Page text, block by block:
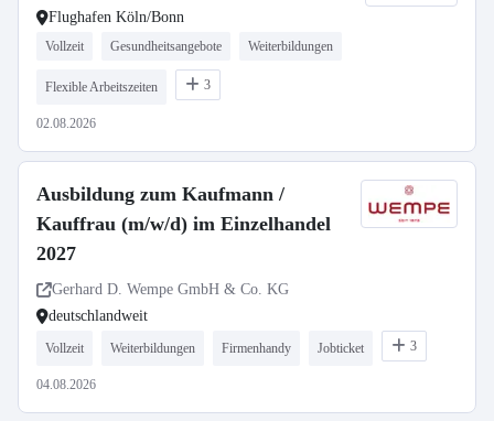
Flughafen Köln/Bonn
Vollzeit Gesundheitsangebote Weiterbildungen
Flexible Arbeitszeiten 3
02.08.2026
Ausbildung zum Kaufmann /
Kauffrau (m/w/d) im Einzelhandel
2027
Gerhard D. Wempe GmbH & Co. KG
deutschlandweit
Vollzeit Weiterbildungen Firmenhandy Jobticket 3
04.08.2026